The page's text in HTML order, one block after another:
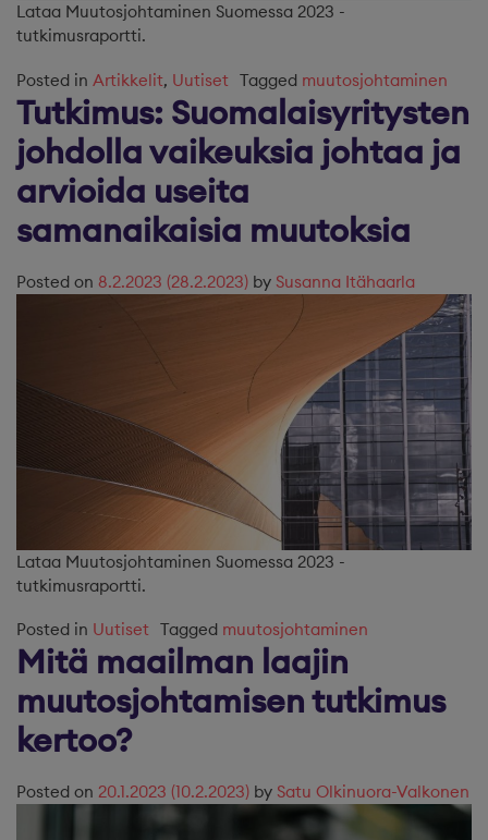
Lataa Muutosjohtaminen Suomessa 2023 -
tutkimusraportti.
Posted in Artikkelit, Uutiset Tagged muutosjohtaminen
Tutkimus: Suomalaisyritysten
johdolla vaikeuksia johtaa ja
arvioida useita
samanaikaisia muutoksia
Posted on 8.2.2023 (28.2.2023) by Susanna Itähaarla
Lataa Muutosjohtaminen Suomessa 2023 -
tutkimusraportti.
Posted in Uutiset Tagged muutosjohtaminen
Mitä maailman laajin
muutosjohtamisen tutkimus
kertoo?
Posted on 20.1.2023 (10.2.2023) by Satu Olkinuora-Valkonen